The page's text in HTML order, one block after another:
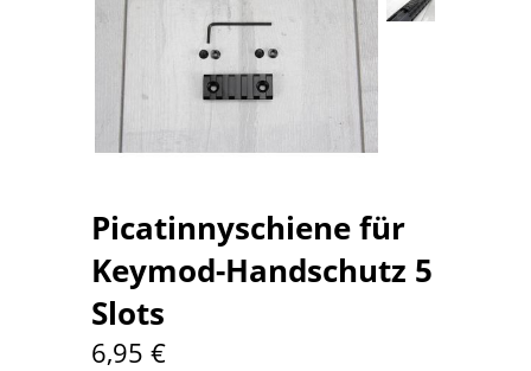
Picatinnyschiene für
Keymod-Handschutz 5
Slots
6,95 €